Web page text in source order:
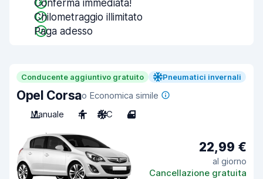
Conferma immediata!
Chilometraggio illimitato
Paga adesso
Conducente aggiuntivo gratuito Pneumatici invernali
Opel Corsao Economica simile
Manuale
4 A/C 4
22,99 €
al giorno
Cancellazione gratuita